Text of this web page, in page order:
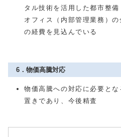
タル技術を活用した都市整
オフィス（内部管理業務）
の経費を見込んでいる
6．物価高騰対応
物価高騰への対応に必要と
置きであり、今後精査